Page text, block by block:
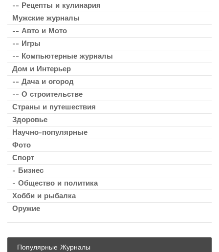
-- Рецепты и кулинария
Мужские журналы
-- Авто и Мото
-- Игры
-- Компьютерные журналы
Дом и Интерьер
-- Дача и огород
-- О строительстве
Страны и путешествия
Здоровье
Научно-популярные
Фото
Спорт
- Бизнес
- Общество и политика
Хобби и рыбалка
Оружие
Популярные Журналы